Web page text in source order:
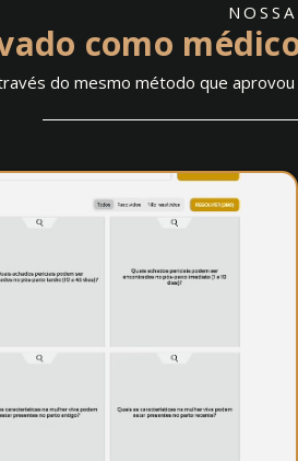
como
do mesmo método que